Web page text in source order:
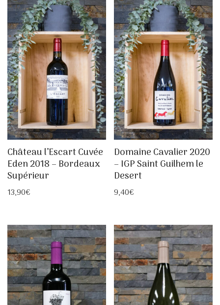
Château l’Escart Cuvée
Eden 2018 – Bordeaux
Supérieur
13,90€
Domaine Cavalier 2020
– IGP Saint Guilhem le
Desert
9,40€